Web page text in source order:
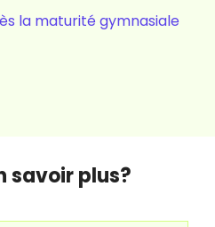
la maturité gymnasiale
savoir plus?